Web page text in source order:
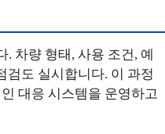
차량 형태, 사용 조건, 예
검도 실시합니다. 이 과정
대응 시스템을 운영하고